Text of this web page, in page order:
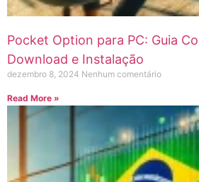
Pocket Option para PC: Guia
Download e Instalação
dezembro 8, 2024 Nenhum comentário
Read More »